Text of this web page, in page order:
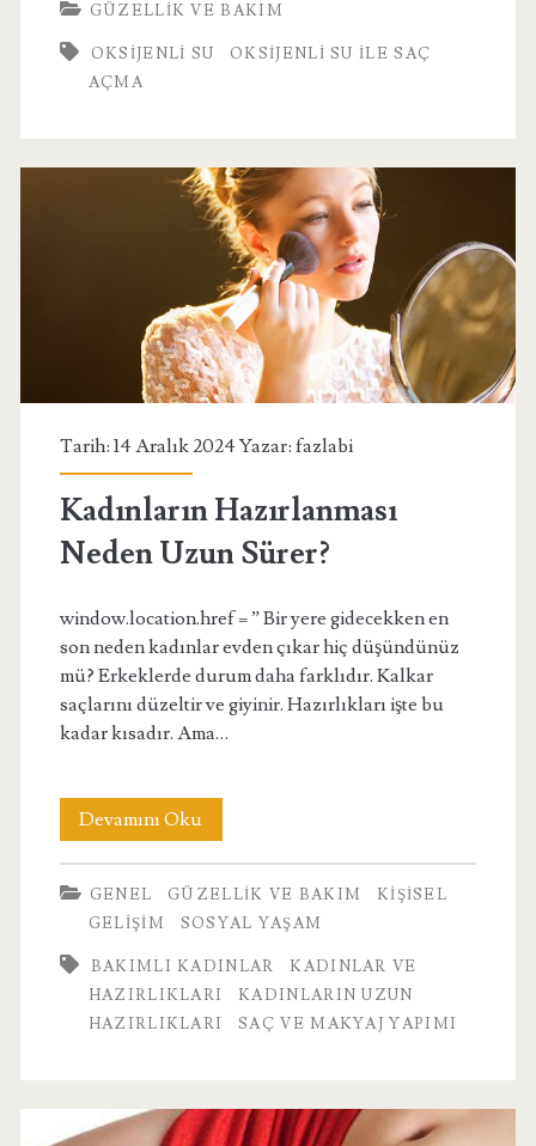
su
ile
GÜZELLIK VE BAKIM
OKSIJENLI SU
OKSIJENLI SU ILE SAÇ
AÇMA
Tarih: 14 Aralık 2024 Yazar: fazlabi
Kadınların Hazırlanması
Neden Uzun Sürer?
window.location.href = ” Bir yere gidecekken en
son neden kadınlar evden çıkar hiç düşündünüz
mü? Erkeklerde durum daha farklıdır. Kalkar
saçlarını düzeltir ve giyinir. Hazırlıkları işte bu
kadar kısadır. Ama…
Devamını OkuKadınların
Hazırlanması
Neden
Sürer?
GENEL GÜZELLIK VE BAKIM
KIŞISEL
GELIŞIM
SOSYAL YAŞAM
BAKIMLI KADINLAR
KADINLAR VE
HAZIRLIKLARI
KADINLARIN UZUN
HAZIRLIKLARI
SAÇ VE MAKYAJ YAPIMI